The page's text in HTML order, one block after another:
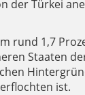
der Türkei
rund 1,7
Staaten
ist.